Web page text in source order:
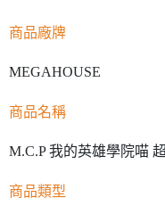
商品廠牌
MEGAHOUSE
商品名稱
M.C.P 我的英雄學院喵
商品類型